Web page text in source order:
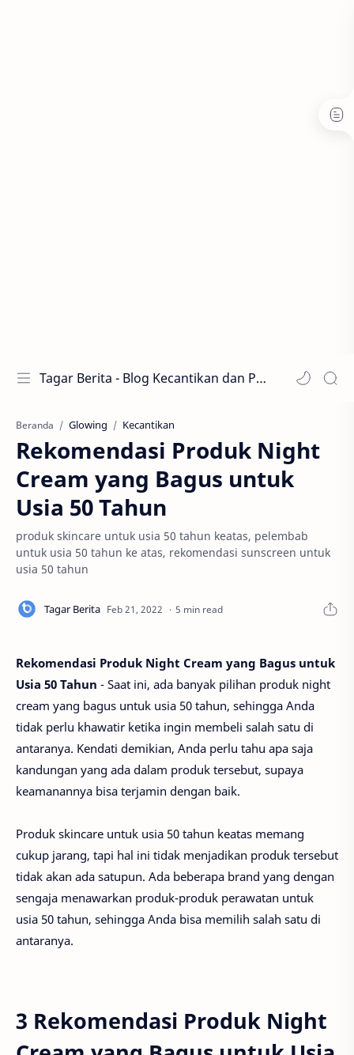
Tagar Berita - Blog Kecantikan dan Perawatan
Beranda Glowing Kecantikan
Rekomendasi Produk Night
Cream yang Bagus untuk
Usia 50 Tahun
produk skincare untuk usia 50 tahun keatas, pelembab
untuk usia 50 tahun ke atas, rekomendasi sunscreen untuk
usia 50 tahun
5 min read
Rekomendasi Produk Night Cream yang Bagus untuk
Usia 50 Tahun - Saat ini, ada banyak pilihan produk night
cream yang bagus untuk usia 50 tahun, sehingga Anda
tidak perlu khawatir ketika ingin membeli salah satu di
antaranya. Kendati demikian, Anda perlu tahu apa saja
kandungan yang ada dalam produk tersebut, supaya
keamanannya bisa terjamin dengan baik.
Produk skincare untuk usia 50 tahun keatas memang
cukup jarang, tapi hal ini tidak menjadikan produk tersebut
tidak akan ada satupun. Ada beberapa brand yang dengan
sengaja menawarkan produk-produk perawatan untuk
usia 50 tahun, sehingga Anda bisa memilih salah satu di
antaranya.
3 Rekomendasi Produk Night